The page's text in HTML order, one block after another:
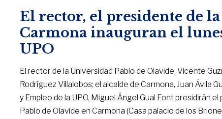
El rector, el presidente de
Carmona inauguran el
UPO
El rector de la Universidad Pablo de Olavide, Vicente
Rodríguez Villalobos; el alcalde de Carmona, Juan
y Empleo de la UPO, Miguel Ángel Gual Font presidirán
Pablo de Olavide en Carmona (Casa palacio de los